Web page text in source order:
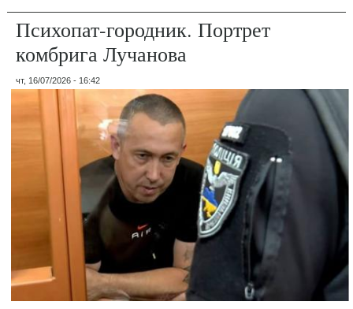
Психопат-городник. Портрет
комбрига Лучанова
чт, 16/07/2026 - 16:42